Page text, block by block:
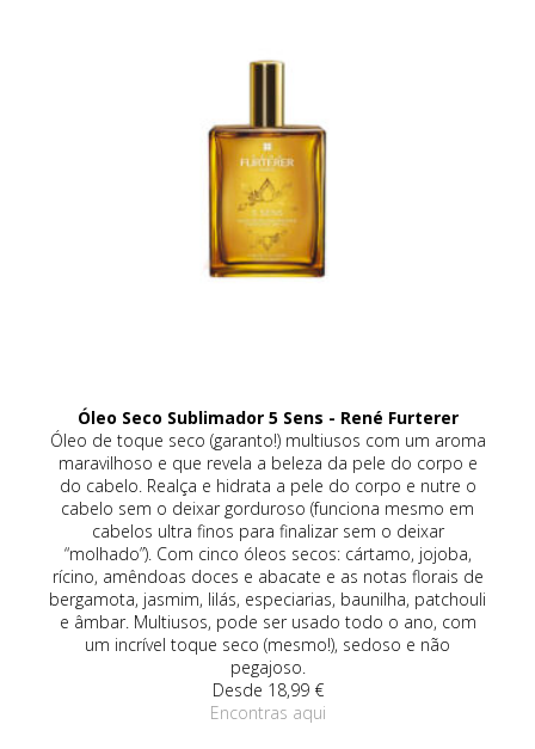
Óleo Seco Sublimador 5 Sens - René Furterer
Óleo de toque seco (garanto!) multiusos com um aroma
maravilhoso e que revela a beleza da pele do corpo e
do cabelo. Realça e hidrata a pele do corpo e nutre o
cabelo sem o deixar gorduroso (funciona mesmo em
cabelos ultra finos para finalizar sem o deixar
“molhado”). Com cinco óleos secos: cártamo, jojoba,
rícino, amêndoas doces e abacate e as notas florais de
bergamota, jasmim, lilás, especiarias, baunilha, patchouli
e âmbar. Multiusos, pode ser usado todo o ano, com
um incrível toque seco (mesmo!), sedoso e não
pegajoso.
Desde 18,99 €
Encontras aqui